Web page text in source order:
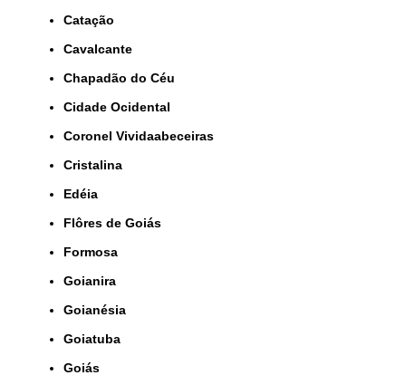
Catação
Cavalcante
Chapadão do Céu
Cidade Ocidental
Coronel Vividaabeceiras
Cristalina
Edéia
Flôres de Goiás
Formosa
Goianira
Goianésia
Goiatuba
Goiás